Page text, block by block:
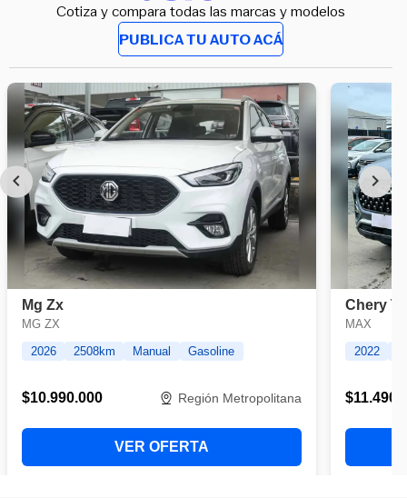
Cotiza y compara todas las marcas y modelos
PUBLICA TU AUTO ACÁ